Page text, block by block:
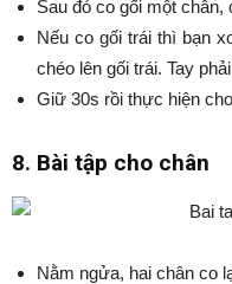
Sau đó co gối một chân,
Nếu co gối trái thì bạn
chéo lên gối trái. Tay
Giữ 30s rồi thực hiện
8. Bài tập cho chân
Nằm ngửa, hai chân co